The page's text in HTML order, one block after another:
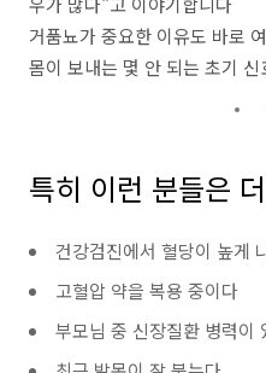
거품뇨가 중요한 이유도 바로
몸이 보내는 몇 안 되는 초기
특히 이런 분들은
건강검진에서 혈당이 높게
고혈압 약을 복용 중이다
부모님 중 신장질환 병력이